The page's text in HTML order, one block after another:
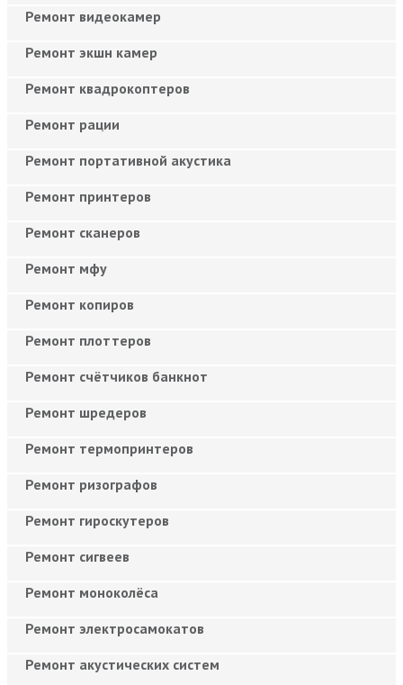
Ремонт видеокамер
Ремонт экшн камер
Ремонт квадрокоптеров
Ремонт рации
Ремонт портативной акустика
Ремонт принтеров
Ремонт сканеров
Ремонт мфу
Ремонт копиров
Ремонт плоттеров
Ремонт счётчиков банкнот
Ремонт шредеров
Ремонт термопринтеров
Ремонт ризографов
Ремонт гироскутеров
Ремонт сигвеев
Ремонт моноколёса
Ремонт электросамокатов
Ремонт акустических систем